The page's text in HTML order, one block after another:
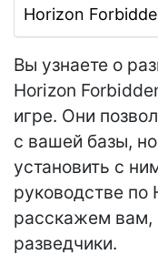
Horizon
Вы узнаете о
Horizon
игре. Они
с вашей базы,
установить с
руководстве по
расскажем вам,
разведчики.